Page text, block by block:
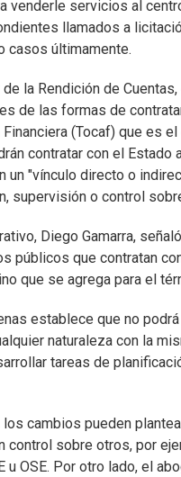
venderle servicios al
llamados a
casos últimamente.
la Rendición de
de las formas de
(Tocaf) que es
contratar con el
un "vínculo directo o
supervisión o control
Diego Gamarra,
públicos que contratan
que se agrega para el
establece que no
naturaleza con la
tareas de
los cambios pueden
sobre otros, por
u OSE. Por otro lado, el